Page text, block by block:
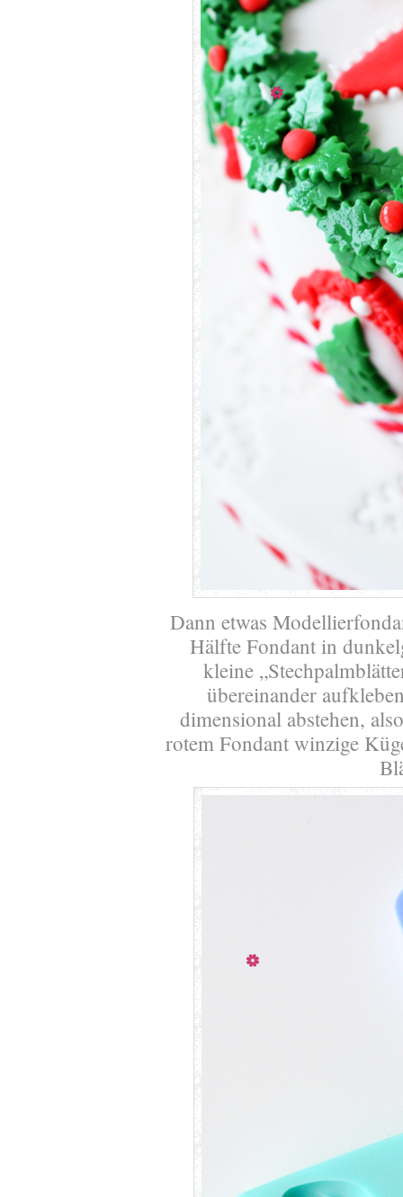
Dann etwas
Hälfte Fondant in
kleine
übereinander
dimensional abstehen,
rotem Fondant winzige